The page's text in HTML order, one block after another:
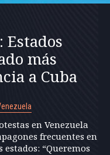
más
a Cuba
en Venezuela
frecuentes en
estados: “Queremos